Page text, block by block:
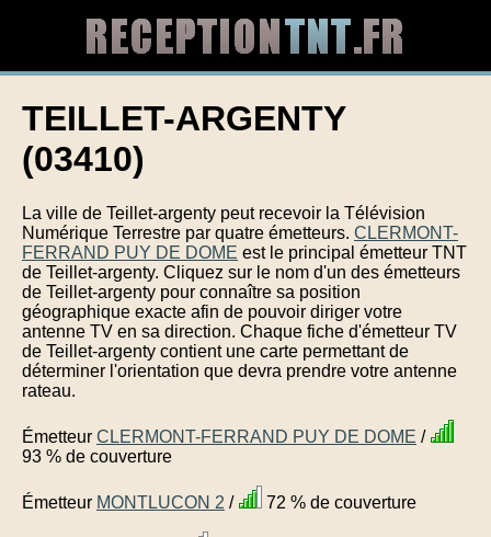
TEILLET-ARGENTY
(03410)
La ville de Teillet-argenty peut recevoir la Télévision
Numérique Terrestre par quatre émetteurs. CLERMONT-
FERRAND PUY DE DOME est le principal émetteur TNT
de Teillet-argenty. Cliquez sur le nom d'un des émetteurs
de Teillet-argenty pour connaître sa position
géographique exacte afin de pouvoir diriger votre
antenne TV en sa direction. Chaque fiche d'émetteur TV
de Teillet-argenty contient une carte permettant de
déterminer l'orientation que devra prendre votre antenne
rateau.
Émetteur CLERMONT-FERRAND PUY DE DOME /
93 % de couverture
Émetteur MONTLUCON 2 / 72 % de couverture